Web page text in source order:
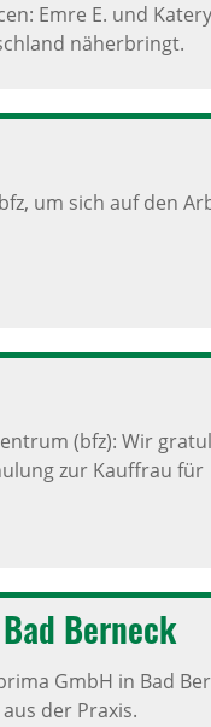
Emre E. und
näherbringt.
um sich auf den
(bfz): Wir
zur Kauffrau für
Berneck
GmbH in Bad
der Praxis.